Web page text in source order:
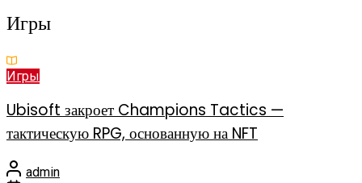
Игры
Игры
Ubisoft закроет Champions Tactics —
тактическую RPG, основанную на NFT
admin